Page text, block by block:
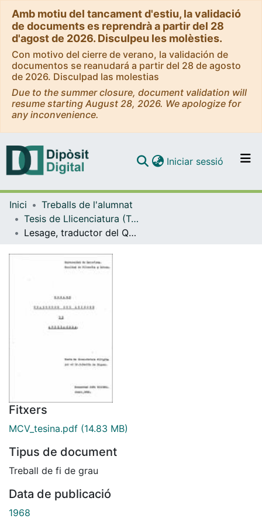
Amb motiu del tancament d'estiu, la validació
de documents es reprendrà a partir del 28
d'agost de 2026. Disculpeu les molèsties.
Con motivo del cierre de verano, la validación de
documentos se reanudará a partir del 28 de agosto
de 2026. Disculpad las molestias
Due to the summer closure, document validation will
resume starting August 28, 2026. We apologize for
any inconvenience.
Navega per tot el DD
Com publicar
Iniciar sessió (current)
Inici
Treballs de l'alumnat
Tesis de Llicenciatura (Tesines) - Filosofia i Lletres
Lesage, traductor del Quijote de Avellaneda
Fitxers
MCV_tesina.pdf (14.83 MB)
Tipus de document
Treball de fi de grau
Data de publicació
1968